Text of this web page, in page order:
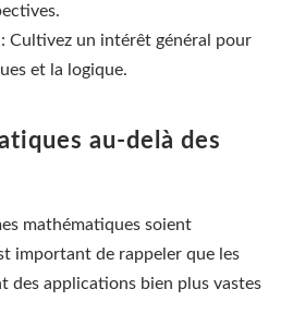
: Cultivez un intérêt général pour
et la logique.
au-delà des
mathématiques soient
important de rappeler que les
des applications bien plus vastes